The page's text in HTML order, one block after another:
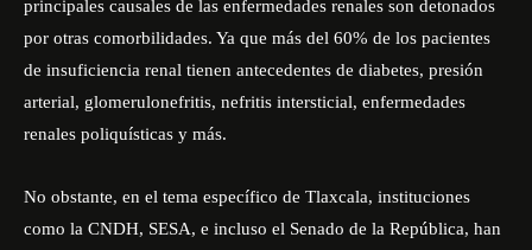
principales causales de las enfermedades renales son detonados
por otras comorbilidades. Ya que más del 60% de los pacientes
de insuficiencia renal tienen antecedentes de diabetes, presión
arterial, glomerulonefritis, nefritis intersticial, enfermedades
renales poliquísticas y más.
No obstante, en el tema específico de Tlaxcala, instituciones
como la CNDH, SESA, e incluso el Senado de la República, han